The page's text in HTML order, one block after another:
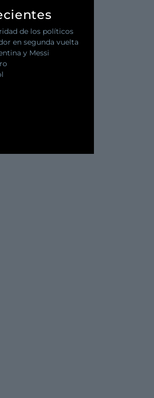
de los políticos
en segunda vuelta
y Messi